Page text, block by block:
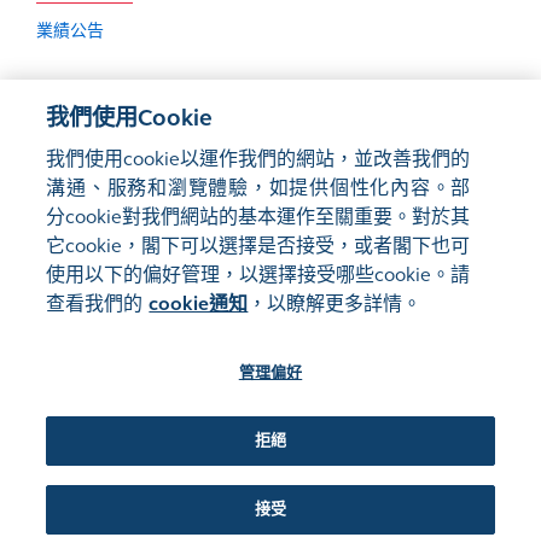
業績公告
如欲查詢過往業績公告，請參閱
網站地圖
使用條款
©2016-26 香港交易及結算所有限公司版權所有，翻印必究
我們使用Cookie
我們使用cookie以運作我們的網站，並改善我們的
溝通、服務和瀏覽體驗，如提供個性化內容。部
分cookie對我們網站的基本運作至關重要。對於其
它cookie，閣下可以選擇是否接受，或者閣下也可
使用以下的偏好管理，以選擇接受哪些cookie。請
查看我們的 cookie通知 ，以瞭解更多詳情。
管理偏好
拒絕
接受